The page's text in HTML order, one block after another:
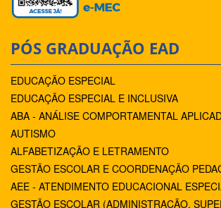
PÓS GRADUAÇÃO EAD
EDUCAÇÃO ESPECIAL
EDUCAÇÃO ESPECIAL E INCLUSIVA
ABA - ANÁLISE COMPORTAMENTAL
AUTISMO
ALFABETIZAÇÃO E LETRAMENTO
GESTÃO ESCOLAR E COORDENAÇÃO
AEE - ATENDIMENTO EDUCACIONAL
GESTÃO ESCOLAR (ADMINISTRAÇÃO,